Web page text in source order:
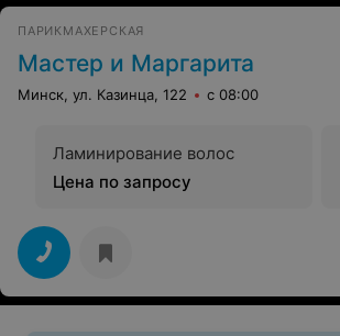
ПАРИКМАХЕРСКАЯ
Мастер и Маргарита
Минск, ул. Казинца, 122 с 08:00
Ламинирование волос
Цена по запросу